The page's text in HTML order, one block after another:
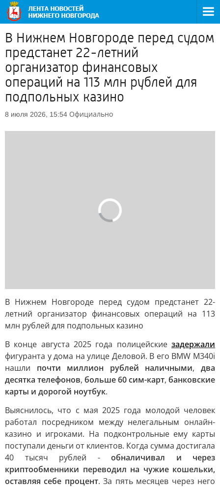
В Нижнем Новгороде перед судом
предстанет 22-летний
организатор финансовых
операций на 113 млн рублей для
подпольных казино
8 июля 2026, 15:54 Официально
В Нижнем Новгороде перед судом предстанет 22-
летний организатор финансовых операций на 113
млн рублей для подпольных казино
В конце августа 2025 года полицейские задержали
фигуранта у дома на улице Деловой. В его BMW M340i
нашли почти миллион рублей наличными,два
десятка телефонов, больше 60 сим-карт, банковские
карты и дорогой ноутбук.
Выяснилось, что с мая 2025 года молодой человек
работал посредником между нелегальным онлайн-
казино и игроками. На подконтрольные ему карты
поступали деньги от клиентов. Когда сумма достигала
40 тысяч рублей - обналичивал и через
криптообменники переводил на чужие кошельки,
оставляя себе процент. За пять месяцев через него